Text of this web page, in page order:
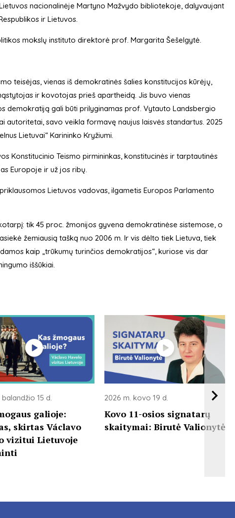
nacionalinėje Martyno Mažvydo bibliotekoje, dalyvaujant
ir Lietuvos.
mokslų instituto direktorė prof. Margarita Šešelgytė.
teisėjas, vienas iš demokratinės šalies konstitucijos kūrėjų,
ir kovotojas prieš apartheidą. Jis buvo vienas
demokratiją gali būti prilyginamas prof. Vytauto Landsbergio
autoritetai, savo veikla formavę naujus laisvės standartus. 2025
Lietuvai“ Karininko Kryžiumi.
Konstitucinio Teismo pirmininkas, konstitucinės ir tarptautinės
Europoje ir už jos ribų.
Lietuvos vadovas, ilgametis Europos Parlamento
tik 45 proc. žmonijos gyvena demokratinėse sistemose, o
žemiausią tašką nuo 2006 m. Ir vis dėlto tiek Lietuva, tiek
kaip „trūkumų turinčios demokratijos“, kuriose vis dar
iššūkiai.
15 d.
galioje:
skirtas Václavo
vizitui Lietuvoje
2026 m. kovo 19 d.
Kovo 11-osios signatarų
skaitymai: Birutė Valionytė